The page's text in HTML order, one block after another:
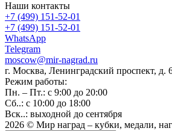
Наши контакты
+7 (499) 151-52-01
+7 (499) 151-52-01
WhatsApp
Telegram
moscow@mir-nagrad.ru
г. Москва, Ленинградский проспект, д.
Режим работы:
Пн. – Пт.: с 9:00 до 20:00
Сб..: с 10:00 до 18:00
Вск..: выходной до сентября
2026 © Мир наград – кубки, медали,